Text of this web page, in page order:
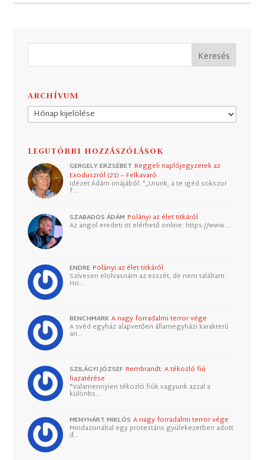
ARCHÍVUM
Archívum
LEGUTÓBBI HOZZÁSZÓLÁSOK
GERGELY ERZSÉBET Reggeli naplójegyzetek az
Exoduszról (21) – Felkavaró
Idézet Ádám imájából: "„Urunk, a te igéd sokszor
f…
SZABADOS ÁDÁM Polányi az élet titkáról
Az angol eredeti itt elérhető online: https://www.…
ENDRE Polányi az élet titkáról
Szívesen elolvasnám az esszét, de nem találtam.
Ho…
BENCHMARK A nagy forradalmi terror vége
A svéd egyház alapvetően államegyházi karakterű
an…
SZILÁGYI JÓZSEF Rembrandt: A tékozló fiú
hazatérése
"Valamennyien tékozló fiúk vagyunk azzal a
különbs…
MENYHÁRT MIKLÓS A nagy forradalmi terror vége
Mindazonáltal egy protestáns gyülekezetben adott
d…